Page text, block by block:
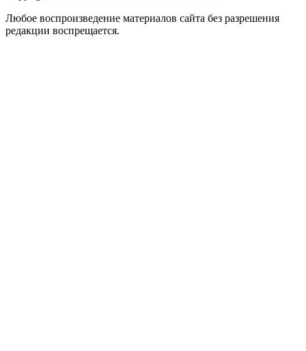
Любое воспроизведение материалов сайта без разрешения
редакции воспрещается.